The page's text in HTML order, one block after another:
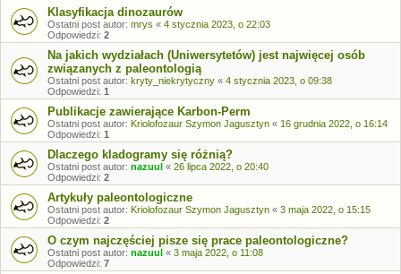
Klasyfikacja dinozaurów
Ostatni post autor: mrys « 4 stycznia 2023, o 22:03
Odpowiedzi: 2
Na jakich wydziałach (Uniwersytetów) jest najwięcej osób
związanych z paleontologią
Ostatni post autor: kryty_niekrytyczny « 4 stycznia 2023, o 09:38
Odpowiedzi: 1
Publikacje zawierające Karbon-Perm
Ostatni post autor: Kriolofozaur Szymon Jagusztyn « 16 grudnia 2022, o 16:14
Odpowiedzi: 1
Dlaczego kladogramy się różnią?
Ostatni post autor: nazuul « 26 lipca 2022, o 20:40
Odpowiedzi: 2
Artykuły paleontologiczne
Ostatni post autor: Kriolofozaur Szymon Jagusztyn « 3 maja 2022, o 15:15
Odpowiedzi: 2
O czym najczęściej pisze się prace paleontologiczne?
Ostatni post autor: nazuul « 3 maja 2022, o 11:08
Odpowiedzi: 7